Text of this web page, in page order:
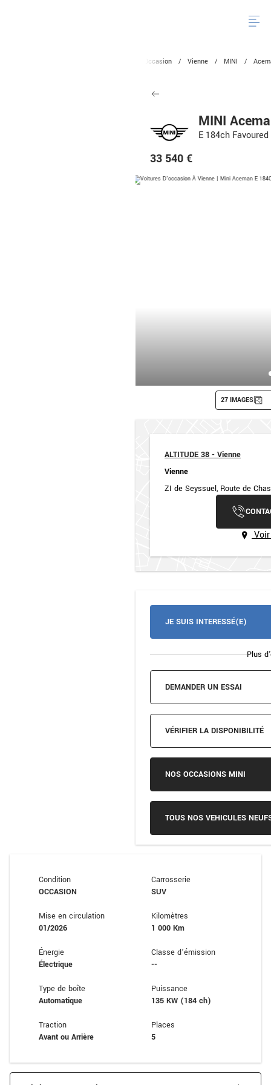
Occasion / Vienne / MINI /
MINI
E 184ch Favoured
33 540 €
27 IMAGES
ALTITUDE 38 - Vienne
Vienne
ZI de Seyssuel, Route de
JE SUIS INTERESSÉ(E)
Plus
DEMANDER UN ESSAI
VÉRIFIER LA DISPONIBILITÉ
NOS OCCASIONS MINI
TOUS NOS VEHICULES
Condition
OCCASION
Carrosserie
SUV
Mise en circulation
01/2026
Kilomètres
1 000 Km
Énergie
Électrique
Classe d’émission
--
Type de boîte
Automatique
Puissance
135 KW (184 ch)
Traction
Avant ou Arrière
Places
5